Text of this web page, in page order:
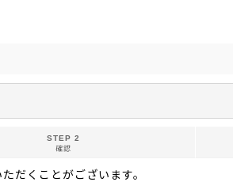
STEP 2
確認
だくことがございます。